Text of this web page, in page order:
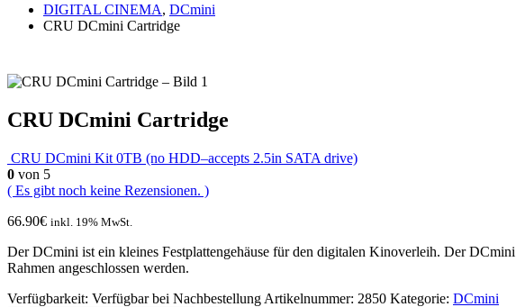
DIGITAL CINEMA, DCmini
CRU DCmini Cartridge
CRU DCmini Cartridge
CRU DCmini Kit 0TB (no HDD–accepts 2.5in SATA drive)
0 von 5
( Es gibt noch keine Rezensionen. )
66.90€ inkl. 19% MwSt.
Der DCmini ist ein kleines Festplattengehäuse für den digitalen Kinoverleih. Der
Rahmen angeschlossen werden.
Verfügbarkeit: Verfügbar bei Nachbestellung Artikelnummer: 2850 Kategorie: DCmini